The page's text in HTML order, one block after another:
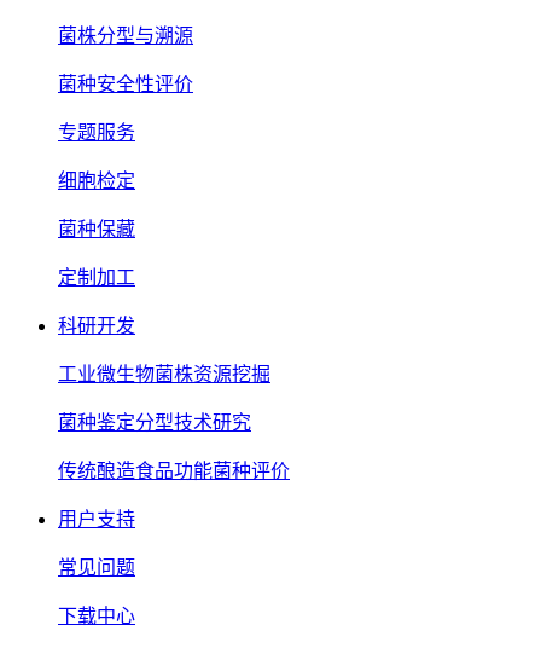
菌株分型与溯源
菌种安全性评价
专题服务
细胞检定
菌种保藏
定制加工
科研开发
工业微生物菌株资源挖掘
菌种鉴定分型技术研究
传统酿造食品功能菌种评价
用户支持
常见问题
下载中心